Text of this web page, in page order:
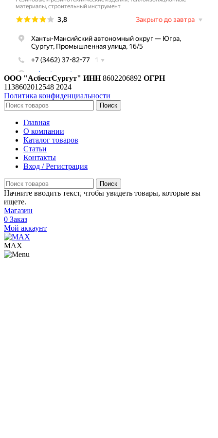
ООО "АсбестСургут" ИНН8602206892 ОГРН
1138602012548 2024
Политика конфиденциальности
Поиск
Главная
О компании
Каталог товаров
Статьи
Контакты
Вход / Регистрация
Поиск
Начните вводить текст, чтобы увидеть товары, которые вы
ищете.
Магазин
0 Заказ
Мой аккаунт
МАХ